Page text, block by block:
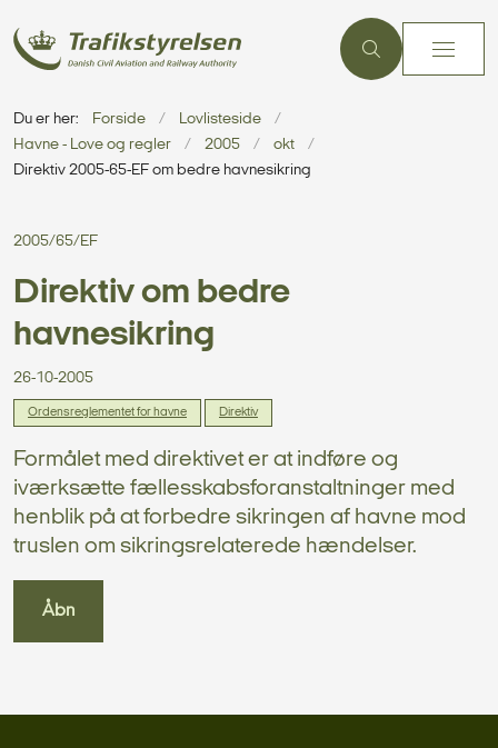
Du er her: Forside
Lovlisteside
Havne - Love og regler
2005
okt
Direktiv 2005-65-EF om bedre havnesikring
2005/65/EF
Direktiv om bedre
havnesikring
26-10-2005
Ordensreglementet for havne Direktiv
Formålet med direktivet er at indføre og
iværksætte fællesskabsforanstaltninger med
henblik på at forbedre sikringen af havne mod
truslen om sikringsrelaterede hændelser.
Åbn